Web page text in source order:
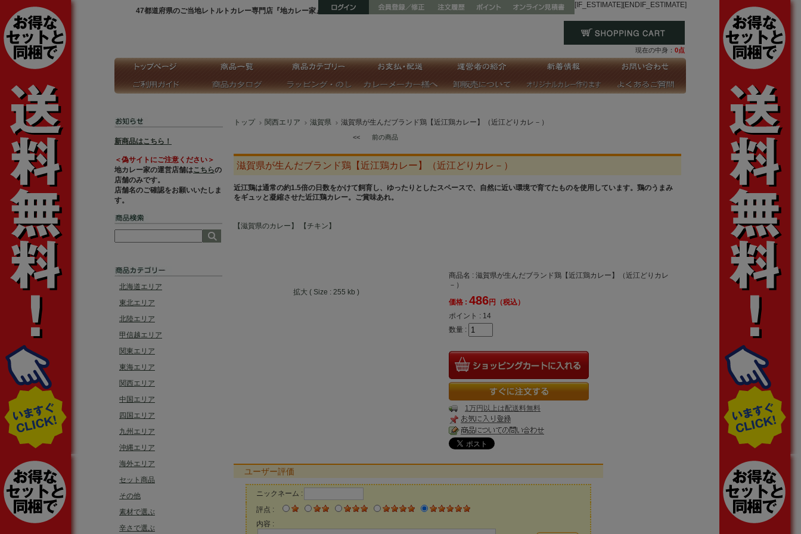
47都道府県のご当地レトルトカレー専門店『地カレー家』
[IF_ESTIMATE] [ENDIF_ESTIMATE]
現在の中身： 0点
新商品はこちら！
＜偽サイトにご注意ください＞
地カレー家の運営店舗はこちらの
店舗のみです。
店舗名のご確認をお願いいたしま
す。
北海道エリア
東北エリア
北陸エリア
甲信越エリア
関東エリア
東海エリア
関西エリア
中国エリア
四国エリア
九州エリア
沖縄エリア
海外エリア
セット商品
その他
素材で選ぶ
辛さで選ぶ
トップ 関西エリア 滋賀県 滋賀県が生んだブランド鶏【近江鶏カレー】（近江どりカレ－）
<< 前の商品
滋賀県が生んだブランド鶏【近江鶏カレー】（近江どりカレ－）
近江鶏は通常の約1.5倍の日数をかけて飼育し、ゆったりとしたスペースで、自然に近い環境で育てたものを使用しています。鶏のうまみ
をギュッと凝縮させた近江鶏カレー。ご賞味あれ。
【滋賀県のカレー】 【チキン】
拡大 ( Size : 255 kb )
商品名 : 滋賀県が生んだブランド鶏【近江鶏カレー】（近江どりカレ
－）
価格 : 486円（税込）
ポイント : 14
数量 :
1万円以上は配送料無料
ユーザー評価
ニックネーム :
評点 :
内容 :